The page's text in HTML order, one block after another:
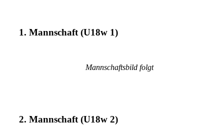
1. Mannschaft (U18w 1)
Mannschaftsbild folgt
2. Mannschaft (U18w 2)